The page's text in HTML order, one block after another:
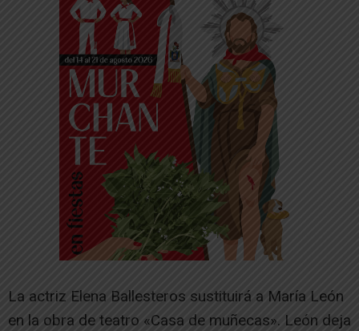
La actriz Elena Ballesteros sustituirá a María León
en la obra de teatro «Casa de muñecas». León deja